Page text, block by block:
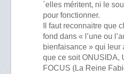
´elles méritent, ni le
pour fonctionner.
Il faut reconnaitre que
fond dans « l’une ou
bienfaisance » qui leur
que ce soit ONUSIDA,
FOCUS (La Reine